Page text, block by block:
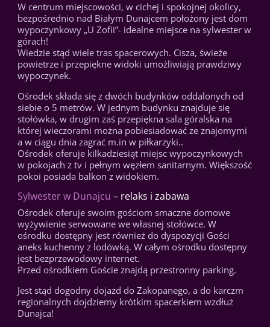
W centrum miejscowości, w cichej i spokojnej okolicy,
bezpośrednio nad Białym Dunajcem położony jest dom
wypoczynkowy „U Zofii”- idealne miejsce na sylwester w
górach!
Wiedzie stąd wiele tras spacerowych. Cisza, świeże
powietrze i przepiękne widoki umożliwiają prawdziwy
wypoczynek.
Ośrodek składa się z dwóch budynków oddalonych od
siebie o 5 metrów. W jednym budynku znajduje się
stołówka, w drugim zaś przepiękna sala góralska na
której wieczorami można pobiesiadować ze znajomymi
a w ciągu dnia zagrać m.in w piłkarzyki..
Ośrodek oferuje kilkadziesiąt miejsc wypoczynkowych
w pokojach z tv i pełnym węzłem sanitarnym. Większość
pokoi posiada balkon z widokiem.
Sylwester w Dunajcu – relaks i zabawa
Ośrodek oferuje swoim gościom smaczne domowe
wyżywienie serwowane we własnej stołówce. W
ośrodku dostępny jest również do dyspozycji Gości
aneks kuchenny z lodówką. W całym ośrodku dostępny
jest bezprzewodowy internet.
Przed ośrodkiem Goście znajdą przestronny parking.
Jest stąd dogodny dojazd do Zakopanego, a do karczm
regionalnych dojdziemy krótkim spacerkiem wzdłuż
Dunajca!